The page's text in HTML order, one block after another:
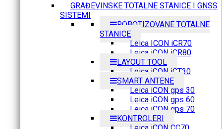
GRAĐEVINSKE TOTALNE STANICE I GNSS
SISTEMI
ROBOTIZOVANE TOTALNE
STANICE
Leica ICON iCR70
Leica iCON iCR80
LAYOUT TOOL
Leica iCON iCT30
SMART ANTENE
Leica iCON gps 30
Leica iCON gps 60
Leica iCON gps 70
KONTROLERI